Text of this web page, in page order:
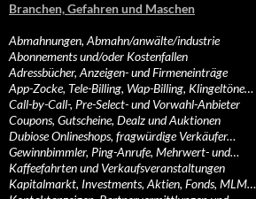
Branchen, Gefahren und Maschen
Abmahnungen, Abmahn/anwälte/industrie
Abonnements und/oder Kostenfallen
Adressbücher, Anzeigen- und Firmeneinträge
App-Zocke, Tele-Billing, Wap-Billing, Klingeltöne…
Call-by-Call-, Pre-Select- und Vorwahl-Anbieter
Coupons, Gutscheine, Dealz und Auktionen
Dubiose Onlineshops, fragwürdige Verkäufer…
Gewinnbimmler, Ping-Anrufe, Mehrwert- und…
Kaffeefahrten und Verkaufsveranstaltungen
Kapitalmarkt, Investments, Aktien, Fonds, MLM…